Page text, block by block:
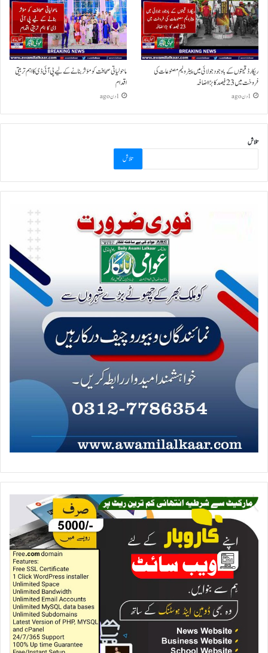
ریکارڈ قیمتوں کے باوجود جولائی میں پیٹرولیم مصنوعات کی
فروخت میں 23 فیصد کا بڑا اضافہ
1 دن ago
ماحولیاتی صحافت کو مؤثر بنانے کے لیے پی آئی ڈی کا اہم تربیتی
اقدام
1 دن ago
تلاش
تلاش